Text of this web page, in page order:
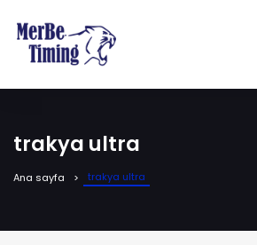
trakya ultra
Ana sayfa trakya ultra